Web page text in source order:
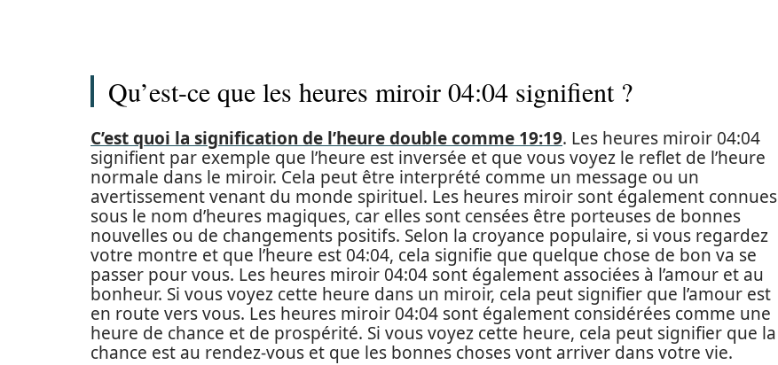
Qu’est-ce que les heures miroir 04:04 signifient ?
C’est quoi la signification de l’heure double comme 19:19. Les heures miroir 04:04
signifient par exemple que l’heure est inversée et que vous voyez le reflet de l’heure
normale dans le miroir. Cela peut être interprété comme un message ou un
avertissement venant du monde spirituel. Les heures miroir sont également connues
sous le nom d’heures magiques, car elles sont censées être porteuses de bonnes
nouvelles ou de changements positifs. Selon la croyance populaire, si vous regardez
votre montre et que l’heure est 04:04, cela signifie que quelque chose de bon va se
passer pour vous. Les heures miroir 04:04 sont également associées à l’amour et au
bonheur. Si vous voyez cette heure dans un miroir, cela peut signifier que l’amour est
en route vers vous. Les heures miroir 04:04 sont également considérées comme une
heure de chance et de prospérité. Si vous voyez cette heure, cela peut signifier que la
chance est au rendez-vous et que les bonnes choses vont arriver dans votre vie.